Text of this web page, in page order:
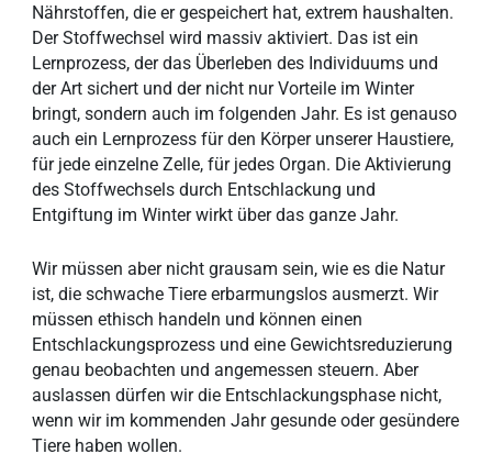
Nährstoffen, die er gespeichert hat, extrem haushalten.
Der Stoffwechsel wird massiv aktiviert. Das ist ein
Lernprozess, der das Überleben des Individuums und
der Art sichert und der nicht nur Vorteile im Winter
bringt, sondern auch im folgenden Jahr. Es ist genauso
auch ein Lernprozess für den Körper unserer Haustiere,
für jede einzelne Zelle, für jedes Organ. Die Aktivierung
des Stoffwechsels durch Entschlackung und
Entgiftung im Winter wirkt über das ganze Jahr.
Wir müssen aber nicht grausam sein, wie es die Natur
ist, die schwache Tiere erbarmungslos ausmerzt. Wir
müssen ethisch handeln und können einen
Entschlackungsprozess und eine Gewichtsreduzierung
genau beobachten und angemessen steuern. Aber
auslassen dürfen wir die Entschlackungsphase nicht,
wenn wir im kommenden Jahr gesunde oder gesündere
Tiere haben wollen.